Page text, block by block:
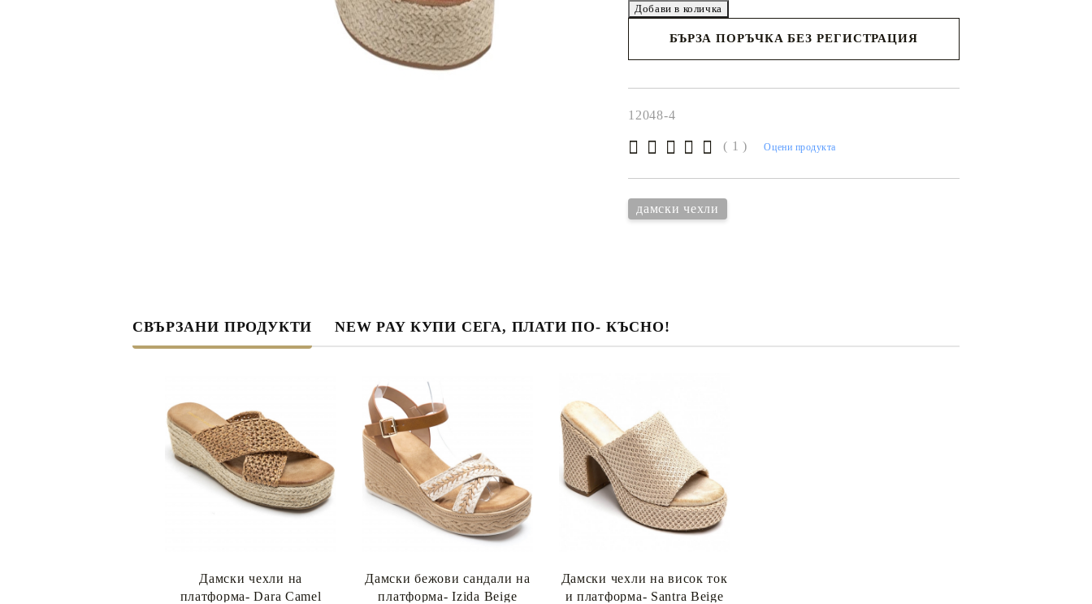
БЪРЗА ПОРЪЧКА БЕЗ РЕГИСТРАЦИЯ
рамките на работния ден.
12048-4
( 1 ) Оцени продукта
дамски чехли
СВЪРЗАНИ ПРОДУКТИ NEW PAY КУПИ СЕГА, ПЛАТИ ПО- КЪСНО!
Дамски чехли на
платформа- Dara Camel
Дамски бежови сандали на
платформа- Izida Beige
Дамски чехли на висок ток
и платформа- Santra Beige